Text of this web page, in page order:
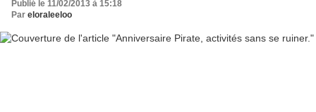
Publié le 11/02/2013 à 15:18
Par eloraleeloo